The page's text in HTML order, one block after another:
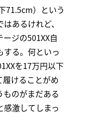
71.5cm）という
あるけれど、
ジの501XX自
する。何といっ
を17万円以下
けることがめ
ものがまだある
激してしまっ